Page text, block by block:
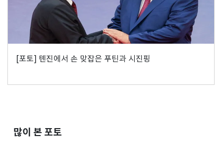
[포토] 톈진에서 손 맞잡은 푸틴과 시진핑
많이 본 포토